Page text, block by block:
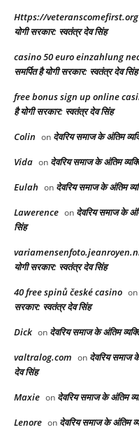
Https://veteranscomefirst.org
योगी सरकार: स्वतंत्र देव सिंह
casino 50 euro einzahlung
समर्पित है योगी सरकार: स्वतंत्र देव सिंह
free bonus sign up online
है योगी सरकार: स्वतंत्र देव सिंह
Colin on देवरिय समाज के अंतिम
Vida on देवरिय समाज के अंतिम
Eulah on देवरिय समाज के अंतिम
Lawerence on देवरिय समाज के
सिंह
योगी सरकार: स्वतंत्र देव सिंह
40 free spinů české casino on
सरकार: स्वतंत्र देव सिंह
Dick on देवरिय समाज के अंतिम
valtralog.com on देवरिय समाज
देव सिंह
Maxie on देवरिय समाज के अंतिम
Lenore on देवरिय समाज के अंतिम